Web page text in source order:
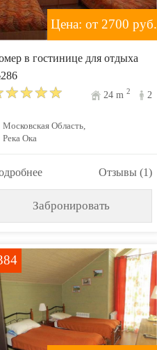
Цена: от 2700 руб.
в гостинице для отдыха
24m 2 2
Московская Область,
Река Ока
Отзывы (1)
Забронировать